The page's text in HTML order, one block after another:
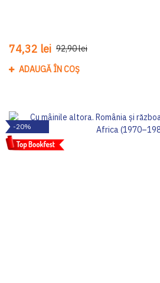
74,32 lei 92,90 lei
ADAUGĂ ÎN COȘ
-20%